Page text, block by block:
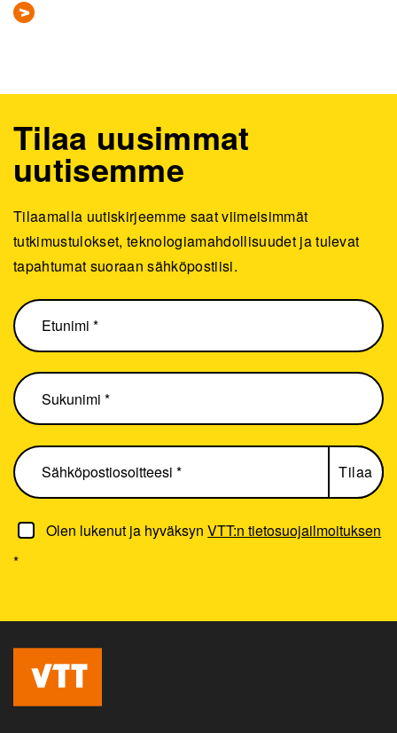
Olen lukenut ja hyväksynVTT:n tietosuojailmoituksen
*
Tilaa uusimmat
uutisemme
Tilaamalla uutiskirjeemme saat viimeisimmät
tutkimustulokset, teknologiamahdollisuudet ja tulevat
tapahtumat suoraan sähköpostiisi.